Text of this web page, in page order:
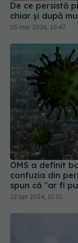
De ce persistă
chiar și după
05 mar 2026, 10:47
OMS a definit
confuzia din
spun că "ar fi
22 apr 2024, 10:01